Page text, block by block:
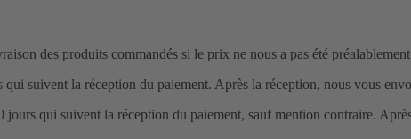
des produits commandés si le prix ne nous a pas été
suivent la réception du paiement. Après la réception, nous vous
qui suivent la réception du paiement, sauf mention contraire.